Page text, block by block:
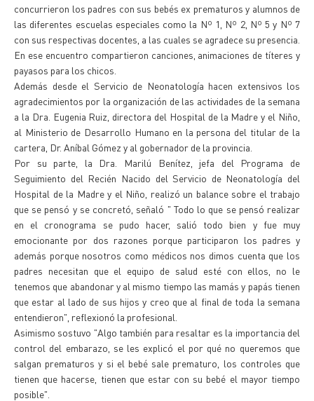
concurrieron los padres con sus bebés ex prematuros y alumnos de
las diferentes escuelas especiales como la Nº 1, Nº 2, Nº 5 y Nº 7
con sus respectivas docentes, a las cuales se agradece su presencia.
En ese encuentro compartieron canciones, animaciones de títeres y
payasos para los chicos.
Además desde el Servicio de Neonatología hacen extensivos los
agradecimientos por la organización de las actividades de la semana
a la Dra. Eugenia Ruiz, directora del Hospital de la Madre y el Niño,
al Ministerio de Desarrollo Humano en la persona del titular de la
cartera, Dr. Aníbal Gómez y al gobernador de la provincia.
Por su parte, la Dra. Marilú Benítez, jefa del Programa de
Seguimiento del Recién Nacido del Servicio de Neonatología del
Hospital de la Madre y el Niño, realizó un balance sobre el trabajo
que se pensó y se concretó, señaló " Todo lo que se pensó realizar
en el cronograma se pudo hacer, salió todo bien y fue muy
emocionante por dos razones porque participaron los padres y
además porque nosotros como médicos nos dimos cuenta que los
padres necesitan que el equipo de salud esté con ellos, no le
tenemos que abandonar y al mismo tiempo las mamás y papás tienen
que estar al lado de sus hijos y creo que al final de toda la semana
entendieron", reflexionó la profesional.
Asimismo sostuvo "Algo también para resaltar es la importancia del
control del embarazo, se les explicó el por qué no queremos que
salgan prematuros y si el bebé sale prematuro, los controles que
tienen que hacerse, tienen que estar con su bebé el mayor tiempo
posible".